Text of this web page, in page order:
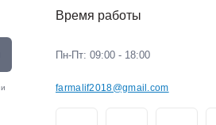
и
Время работы
Пн-Пт: 09:00 - 18:00
farmalif2018@gmail.com